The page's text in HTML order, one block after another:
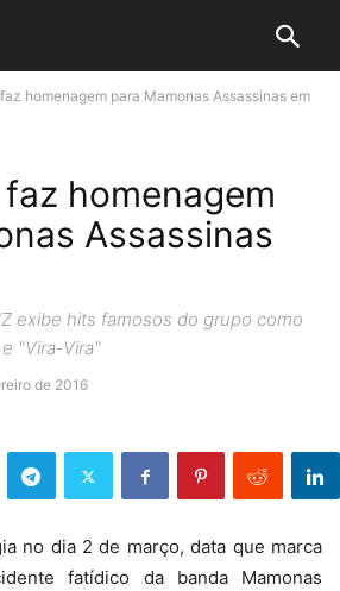
homenagem para Mamonas Assassinas em
homenagem
Assassinas
exibe hits famosos do grupo como
"Vira-Vira"
de 2016
no dia 2 de março, data que marca
fatídico da banda Mamonas